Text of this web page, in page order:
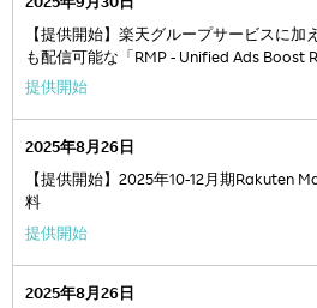
2025年9月30日
【提供開始】楽天グループサービスに加
も配信可能な「RMP - Unified Ads Boost
提供開始
2025年8月26日
【提供開始】2025年10-12月期Rakuten
料
提供開始
2025年8月26日